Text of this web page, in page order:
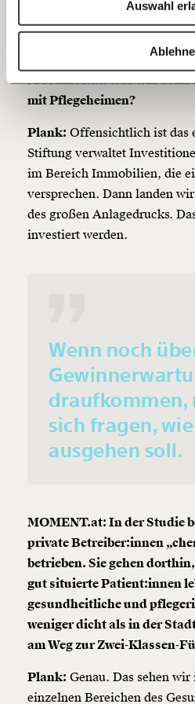
Auswahl
20€
60€
150€
Ich möchte meine
Du erhältst eine E-Mail
Geschenkurkunde im
ausdrucken oder
kannst.
https://www.moment.at/story/
MOMENT.at: Was will denn
mit Pflegeheimen?
Plank: Offensichtlich ist das
Stiftung verwaltet
im Bereich Immobilien, die
versprechen. Dann landen
des großen Anlagedrucks.
investiert werden.
Wenn noch
draufkommen,
sich fragen,
ausgehen soll.
MOMENT.at: In der Studie
private Betreiber:innen
betrieben. Sie gehen
gut situierte Patient:innen
gesundheitliche und
weniger dicht als in der
am Weg zur Zwei-Klassen-
Plank: Genau. Das sehen
einzelnen Bereichen des